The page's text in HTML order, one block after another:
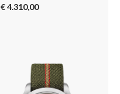
€ 4.310,00